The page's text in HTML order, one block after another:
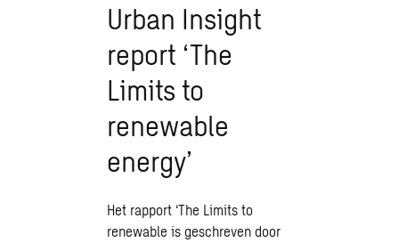
Urban Insight
report ‘The
Limits to
renewable
energy’
Het rapport ‘The Limits to
renewable is geschreven door